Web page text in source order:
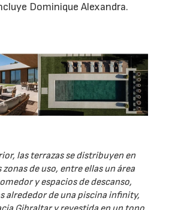
Dominique Alexandra.
las terrazas se distribuyen en
de uso, entre ellas un área
y espacios de descanso,
alrededor de una piscina infinity,